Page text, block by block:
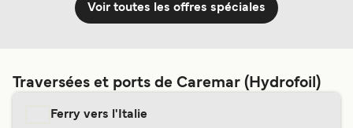
Voir toutes les offres spéciales
Traversées et ports de Caremar (Hydrofoil)
Ferry vers l'Italie